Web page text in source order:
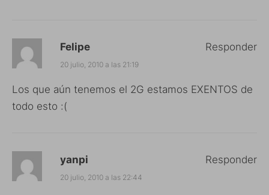
Felipe
20 julio, 2010 a las 21:19
Los que aún tenemos el 2G estamos EXENTOS de
todo esto :(
Responder
yanpi
20 julio, 2010 a las 22:44
Responder